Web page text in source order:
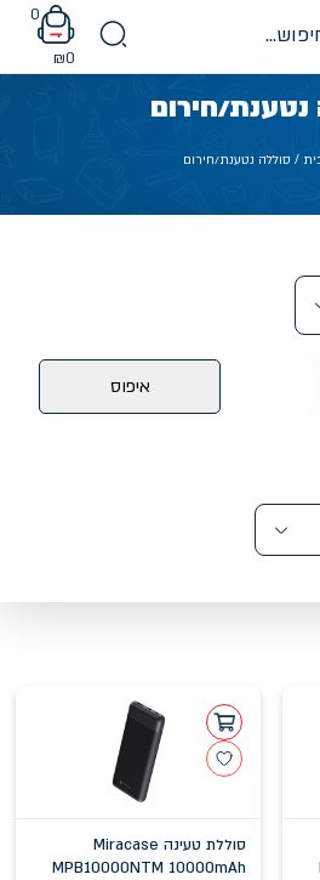
0
₪0
נטענת/חירום
/ סוללה נטענת/חירום
איפוס
סוללת טעינה Miracase
MPB10000NTM 10000mAh